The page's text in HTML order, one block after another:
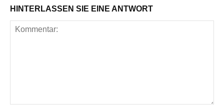
HINTERLASSEN SIE EINE ANTWORT